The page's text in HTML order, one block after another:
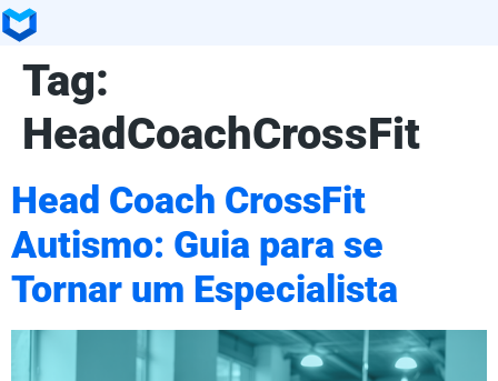
Tag:
HeadCoachCrossFit
Head Coach CrossFit
Autismo: Guia para se
Tornar um Especialista